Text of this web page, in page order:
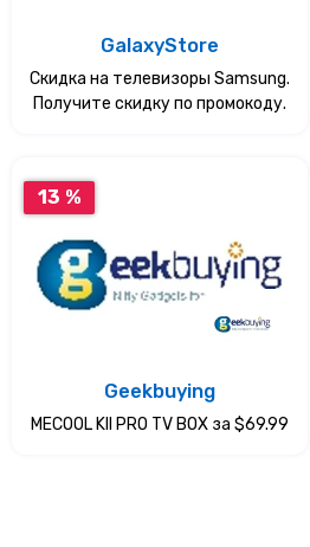
GalaxyStore
Скидка на телевизоры Samsung.
Получите скидку по промокоду.
13 %
Geekbuying
MECOOL KII PRO TV BOX за $69.99